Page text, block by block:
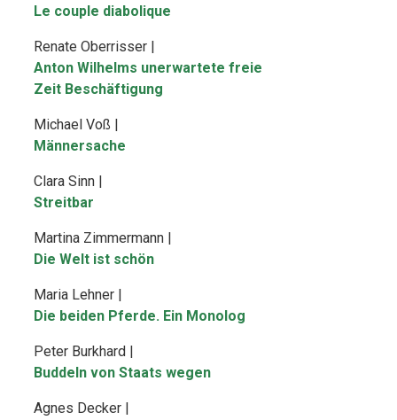
Le couple diabolique
Renate Oberrisser |
Anton Wilhelms unerwartete freie
Zeit Beschäftigung
Michael Voß |
Männersache
Clara Sinn |
Streitbar
Martina Zimmermann |
Die Welt ist schön
Maria Lehner |
Die beiden Pferde. Ein Monolog
Peter Burkhard |
Buddeln von Staats wegen
Agnes Decker |